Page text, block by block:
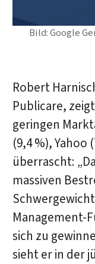
Bild: Google
Robert
Publicare,
geringen
(9,4 %), Yahoo
überrascht:
massiven
Management-
sich zu
sieht er in der